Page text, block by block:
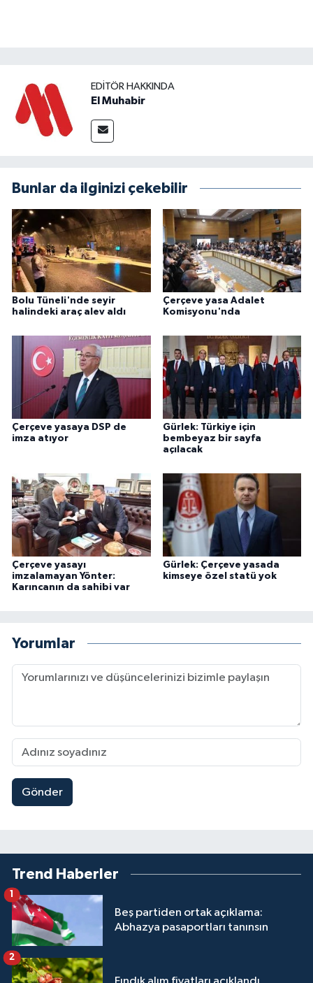
EDITÖR HAKKINDA
El Muhabir
Bunlar da ilginizi çekebilir
Bolu Tüneli'nde seyir
halindeki araç alev aldı
Çerçeve yasa Adalet
Komisyonu'nda
Çerçeve yasaya DSP de
imza atıyor
Gürlek: Türkiye için
bembeyaz bir sayfa
açılacak
Çerçeve yasayı
imzalamayan Yönter:
Karıncanın da sahibi var
Gürlek: Çerçeve yasada
kimseye özel statü yok
Yorumlar
Gönder
Trend Haberler
Beş partiden ortak açıklama:
Abhazya pasaportları tanınsın
1
2